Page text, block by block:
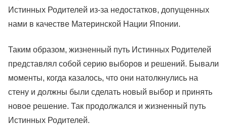
Истинных Родителей из-за недостатков, допущенных
нами в качестве Материнской Нации Японии.
Таким образом, жизненный путь Истинных Родителей
представлял собой серию выборов и решений. Бывали
моменты, когда казалось, что они натолкнулись на
стену и должны были сделать новый выбор и принять
новое решение. Так продолжался и жизненный путь
Истинных Родителей.